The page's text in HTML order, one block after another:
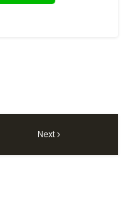
Next